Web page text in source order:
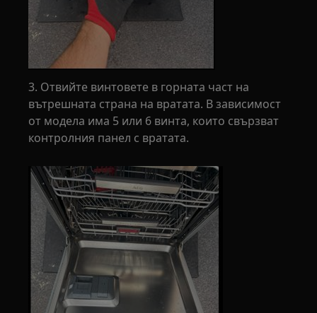
3. Отвийте винтовете в горната част на
вътрешната страна на вратата. В зависимост
от модела има 5 или 6 винта, които свързват
контролния панел с вратата.